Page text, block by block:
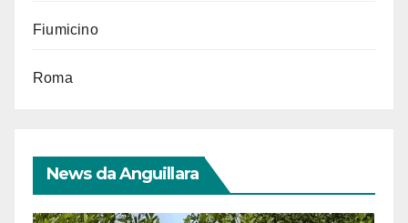
Fiumicino
Roma
News da Anguillara